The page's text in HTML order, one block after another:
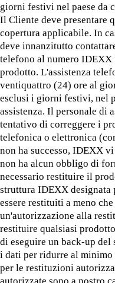
giorni festivi nel paese da
Il Cliente deve presentare
copertura applicabile. In
deve innanzitutto
telefono al numero
prodotto. L'assistenza
ventiquattro (24) ore al
esclusi i giorni festivi, nel
assistenza. Il personale di
tentativo di correggere i
telefonica o elettronica
non ha successo, IDEXX
non ha alcun obbligo di
necessario restituire il
struttura IDEXX designata
essere restituiti a meno
un'autorizzazione alla
restituire qualsiasi
di eseguire un back-up
i dati per ridurre al minimo
per le restituzioni